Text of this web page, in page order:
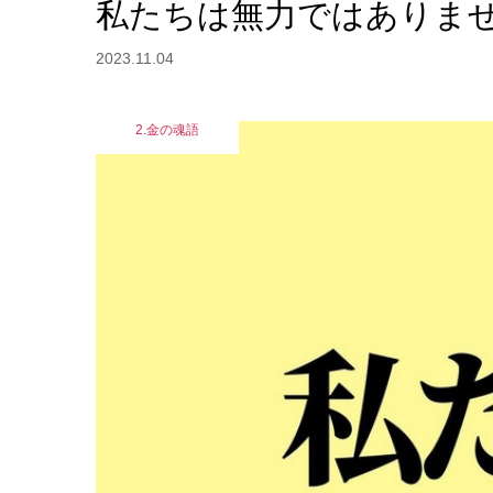
私たちは無力ではありま
2023.11.04
2.金の魂語